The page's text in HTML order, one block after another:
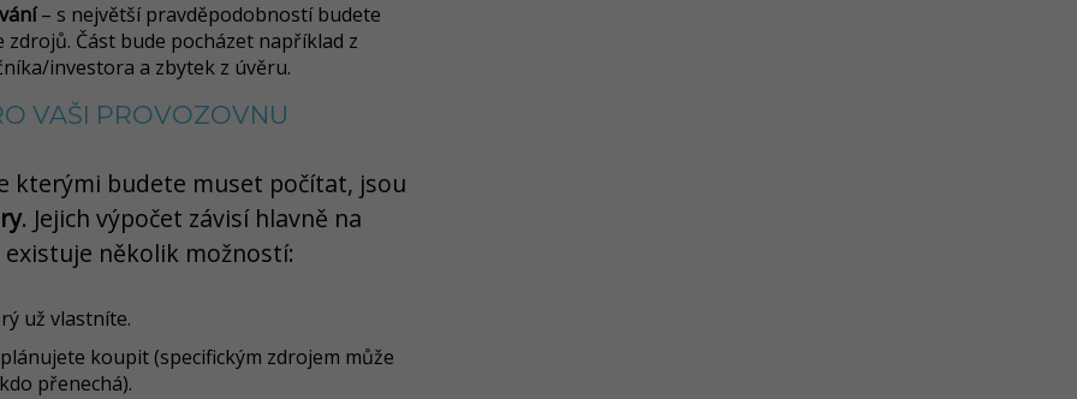
– s největší pravděpodobností budete
Část bude pocházet například z
investora a zbytek z úvěru.
VAŠI PROVOZOVNU
kterými budete muset počítat, jsou
. Jejich výpočet závisí hlavně na
několik možností:
už vlastníte.
koupit (specifickým zdrojem může
přenechá).